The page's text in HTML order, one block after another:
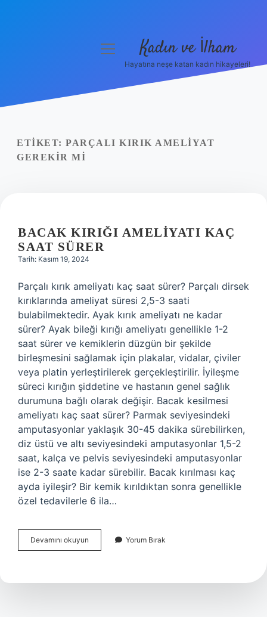
Yasal Uyarı
menüyü
Kadın ve İlham
Hayatına neşe katan kadın hikayeleri!
ETIKET: PARÇALI KIRIK AMELIYAT
GEREKIR MI
BACAK KIRIĞI AMELIYATI KAÇ
SAAT SÜRER
Tarih: Kasım 19, 2024
Parçalı kırık ameliyatı kaç saat sürer? Parçalı dirsek
kırıklarında ameliyat süresi 2,5-3 saati
bulabilmektedir. Ayak kırık ameliyatı ne kadar
sürer? Ayak bileği kırığı ameliyatı genellikle 1-2
saat sürer ve kemiklerin düzgün bir şekilde
birleşmesini sağlamak için plakalar, vidalar, çiviler
veya platin yerleştirilerek gerçekleştirilir. İyileşme
süreci kırığın şiddetine ve hastanın genel sağlık
durumuna bağlı olarak değişir. Bacak kesilmesi
ameliyatı kaç saat sürer? Parmak seviyesindeki
amputasyonlar yaklaşık 30-45 dakika sürebilirken,
diz üstü ve altı seviyesindeki amputasyonlar 1,5-2
saat, kalça ve pelvis seviyesindeki amputasyonlar
ise 2-3 saate kadar sürebilir. Bacak kırılması kaç
ayda iyileşir? Bir kemik kırıldıktan sonra genellikle
özel tedavilerle 6 ila…
Devamını okuyun
Kırığı
Saat
Yorum Bırak